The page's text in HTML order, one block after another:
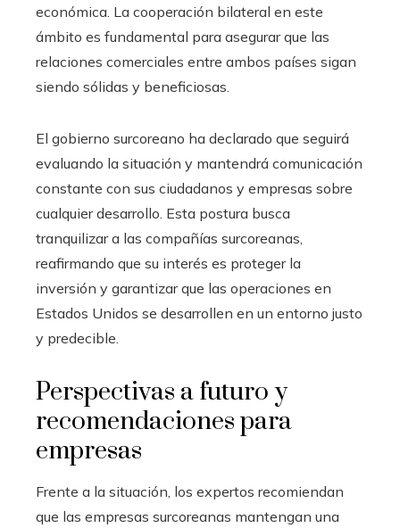
económica. La cooperación bilateral en este
ámbito es fundamental para asegurar que las
relaciones comerciales entre ambos países sigan
siendo sólidas y beneficiosas.
El gobierno surcoreano ha declarado que seguirá
evaluando la situación y mantendrá comunicación
constante con sus ciudadanos y empresas sobre
cualquier desarrollo. Esta postura busca
tranquilizar a las compañías surcoreanas,
reafirmando que su interés es proteger la
inversión y garantizar que las operaciones en
Estados Unidos se desarrollen en un entorno justo
y predecible.
Perspectivas a futuro y
recomendaciones para
empresas
Frente a la situación, los expertos recomiendan
que las empresas surcoreanas mantengan una